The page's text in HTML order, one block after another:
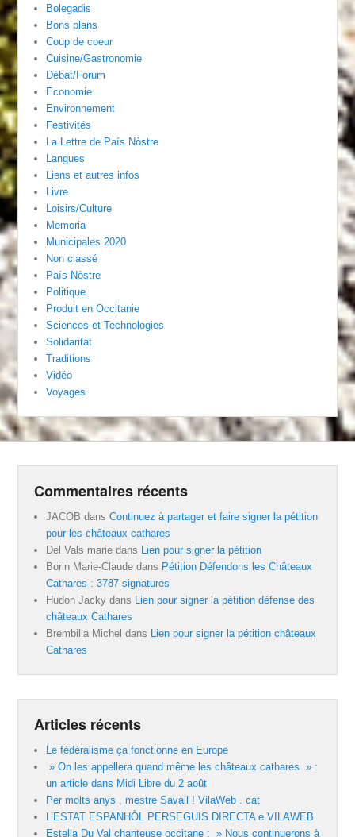
Bolegadis
Bons plans
Coup de coeur
Cuisine/Gastronomie
Débat/Forum
Economie
Environnement
Festivités
La Lettre de País Nòstre
Langues
Liens et autres infos
Livre
Loisirs/Culture
Memoria
Municipales 2020
Non classé
País Nòstre
Politique
Produit en Occitanie
Sciences et Technologies
Solidaritat
Traditions
Vidéo
Voyages
Commentaires récents
JACOB dansContinuez à partager et faire signer la pétition
pour les châteaux cathares
Del Vals marie dans Lien pour signer la pétition
Borin Marie-Claude dans Pétition Défendons les Châteaux
Cathares : 3787 signatures
Hudon Jacky dans Lien pour signer la pétition défense des
châteaux Cathares
Brembilla Michel dans Lien pour signer la pétition châteaux
Cathares
Articles récents
Le fédéralisme ça fonctionne en Europe
» On les appellera quand même les châteaux cathares » :
un article dans Midi Libre du 2 août
Per molts anys , mestre Savall ! VilaWeb . cat
L’ESTAT ESPANHÒL PERSEGUIS DIRECTA e VILAWEB
Estella Du Val chanteuse occitane : » Nous continuerons à